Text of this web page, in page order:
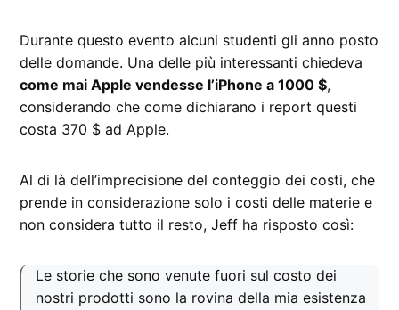
Durante questo evento alcuni studenti gli anno posto
delle domande. Una delle più interessanti chiedeva
come mai Apple vendesse l’iPhone a 1000 $,
considerando che come dichiarano i report questi
costa 370 $ ad Apple.
Al di là dell’imprecisione del conteggio dei costi, che
prende in considerazione solo i costi delle materie e
non considera tutto il resto, Jeff ha risposto così:
Le storie che sono venute fuori sul costo dei
nostri prodotti sono la rovina della mia esistenza